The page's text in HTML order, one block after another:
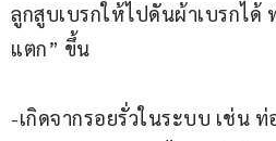
ลูกสูบเบรกให้ไปดันผ้าเบรกได้
แตก” ขึ้น
-เกิดจากรอยรั่วในระบบ เช่น